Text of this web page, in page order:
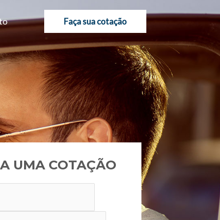
Faça sua cotação
UMA COTAÇÃO